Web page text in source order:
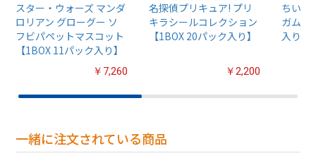
スター・ウォーズ マンダ
ロリアン グローグー ソ
フビパペットマスコット
【1BOX 11パック入り】
￥7,260
名探偵プリキュア! プリ
キラシールコレクション
【1BOX 20パック入り】
￥2,200
ちいか
ガム4
入り】
一緒に注文されている商品